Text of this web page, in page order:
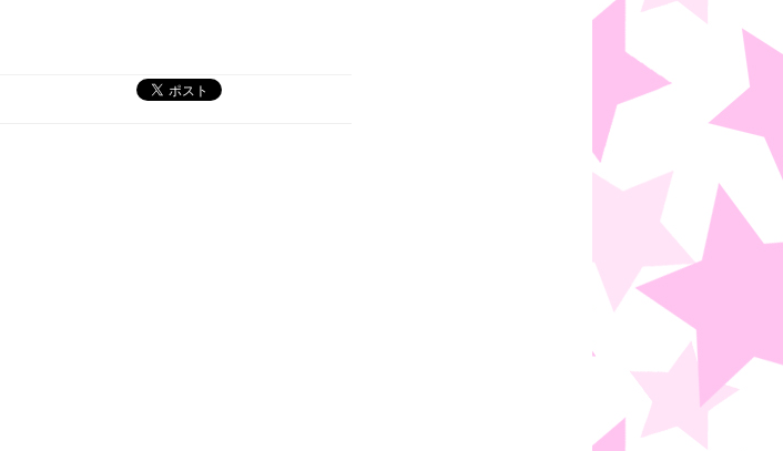
人生でした」冠ラジオ無観客配信イベント、編成局長の前で散る...
良運転者講習のオンライン化に様々な声